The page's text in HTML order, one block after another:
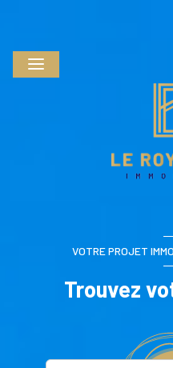
VOTRE PROJET
Trouvez